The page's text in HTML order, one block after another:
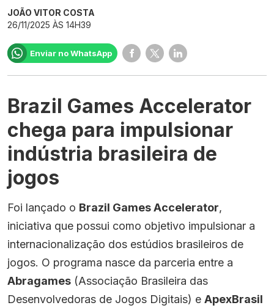
JOÃO VITOR COSTA
26/11/2025 ÀS 14H39
Enviar no WhatsApp
Brazil Games Accelerator
chega para impulsionar
indústria brasileira de
jogos
Foi lançado o Brazil Games Accelerator,
iniciativa que possui como objetivo impulsionar a
internacionalização dos estúdios brasileiros de
jogos. O programa nasce da parceria entre a
Abragames (Associação Brasileira das
Desenvolvedoras de Jogos Digitais) e ApexBrasil